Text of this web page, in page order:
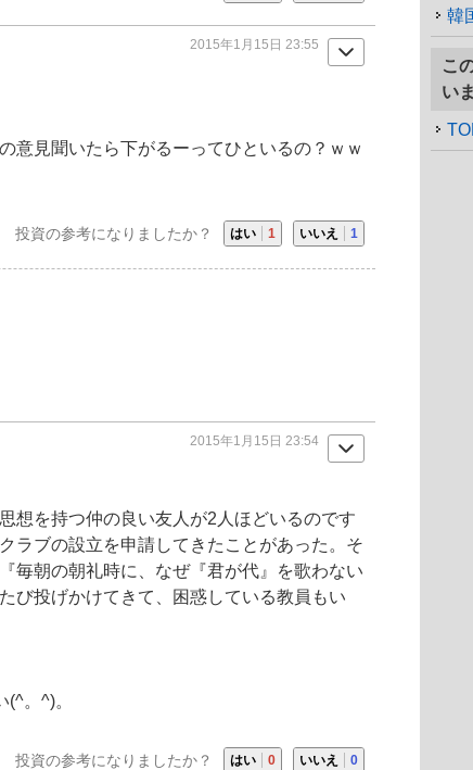
2015年1月15日 23:55
意見聞いたら下がるーってひといるの？ｗｗ
投資の参考になりましたか？ はい 1 いいえ 1
2015年1月15日 23:54
想を持つ仲の良い友人が2人ほどいるのです
ラブの設立を申請してきたことがあった。そ
毎朝の朝礼時に、なぜ『君が代』を歌わない
び投げかけてきて、困惑している教員もい
。^)。
投資の参考になりましたか？ はい 0 いいえ 0
韓
こ
い